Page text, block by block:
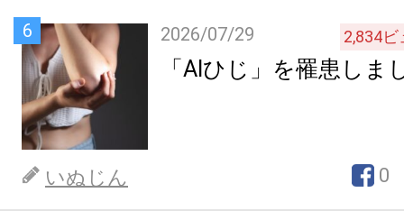
6 2026/07/29 2,834ビ
「AIひじ」を罹患しま
いぬじん 0